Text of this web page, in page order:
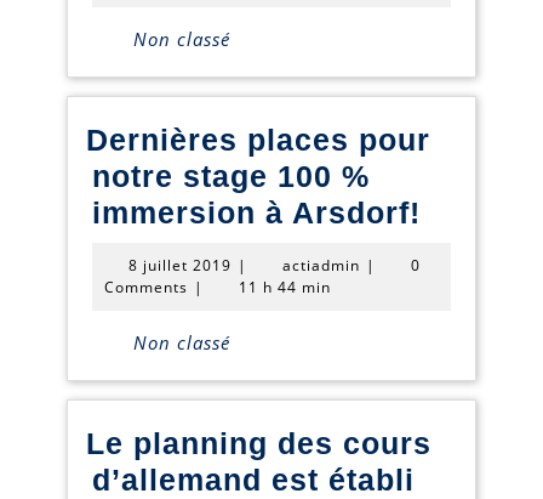
cours
d’anglais
est
paru.
Non classé
Dernières places pour
notre stage 100 %
immersion à Arsdorf!
100
%
8 juillet 2019
juillet
| actiadmin actiadmin
|
0
Comments | 11 h 44 min
Non classé
Le planning des cours
d’allemand est établi